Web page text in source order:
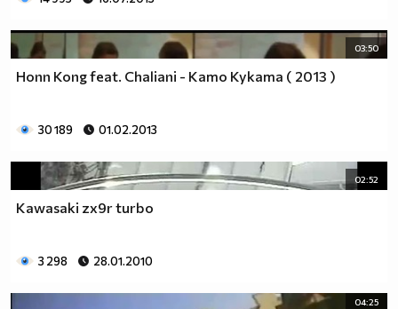
03:50
Honn Kong feat. Chaliani - Като Куката ( 2013 )
30 189 01.02.2013
02:52
Kawasaki zx9r turbo
3 298 28.01.2010
04:25